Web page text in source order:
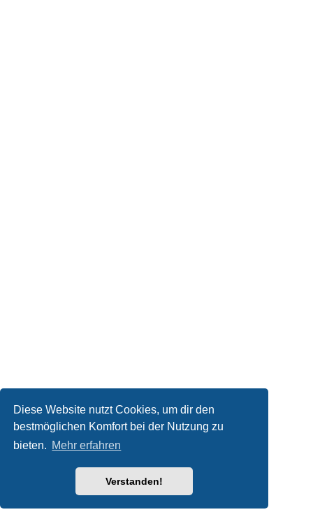
Diese Website nutzt Cookies, um dir den
bestmöglichen Komfort bei der Nutzung zu
bieten. Mehr erfahren
Verstanden!